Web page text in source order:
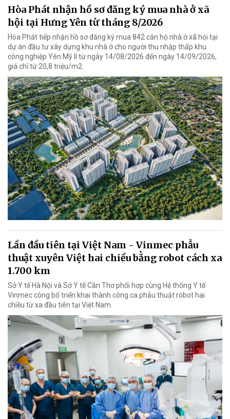
Hòa Phát nhận hồ sơ đăng ký mua nhà ở xã
hội tại Hưng Yên từ tháng 8/2026
Hòa Phát tiếp nhận hồ sơ đăng ký mua 842 căn hộ nhà ở xã hội tại
dự án đầu tư xây dựng khu nhà ở cho người thu nhập thấp khu
công nghiệp Yên Mỹ II từ ngày 14/08/2026 đến ngày 14/09/2026,
giá chỉ từ 20,8 triệu/m2.
Lần đầu tiên tại Việt Nam - Vinmec phẫu
thuật xuyên Việt hai chiều bằng robot cách xa
1.700 km
Sở Y tế Hà Nội và Sở Y tế Cần Thơ phối hợp cùng Hệ thống Y tế
Vinmec công bố triển khai thành công ca phẫu thuật robot hai
chiều từ xa đầu tiên tại Việt Nam.